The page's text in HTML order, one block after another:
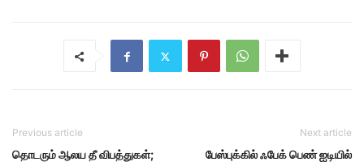
Previous article
தொடரும் ஆலய தீ விபத்துகள்;
Next article
பேஸ்புக்கில் ஃபேக் பெண் ஐடியில்